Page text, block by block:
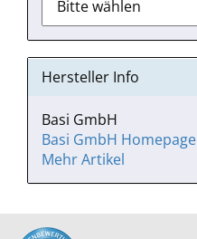
Hersteller Info
Basi GmbH
Basi GmbH Homepage
Mehr Artikel